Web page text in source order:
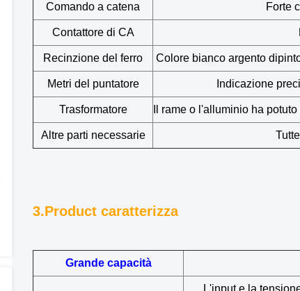
Comando a catena Forte
Contattore di CA
Recinzione del ferro Colore bianco argento
Metri del puntatore Indicazione
Trasformatore Il rame o l'alluminio ha
Altre parti necessarie
3.Product caratterizza
Grande capacità
L'input e la